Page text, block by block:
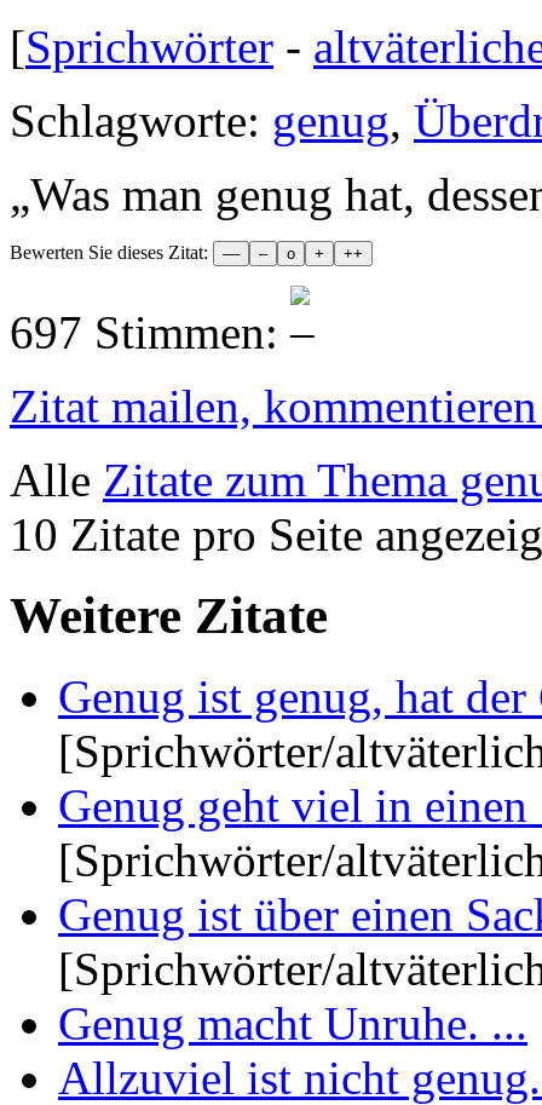
[Sprichwörter -
Schlagworte: genug,
„Was man genug hat,
Bewerten Sie dieses Zitat:
697 Stimmen:
Zitat mailen,
Alle Zitate zum Thema
10 Zitate pro Seite
Weitere Zitate
Genug ist genug, hat
[Sprichwörter/
Genug geht viel in einen
[Sprichwörter/
Genug ist über einen
[Sprichwörter/
Genug macht Unruhe. ...
Allzuviel ist nicht